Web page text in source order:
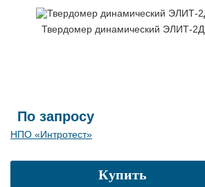
Твердомер динамический ЭЛИТ-2Д
По запросу
НПО «Интротест»
Купить